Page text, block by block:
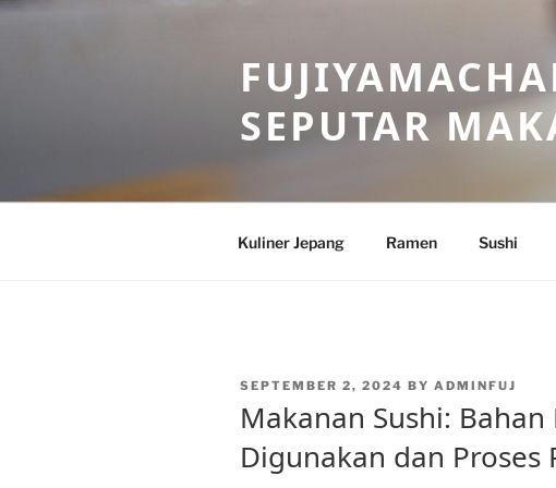
Skip
SEPUTAR
Kuliner Jepang Ramen Sushi
POSTED
SEPTEMBER 2, 2024 BY ADMINFUJ
Makanan Sushi: Bahan
Digunakan dan Proses